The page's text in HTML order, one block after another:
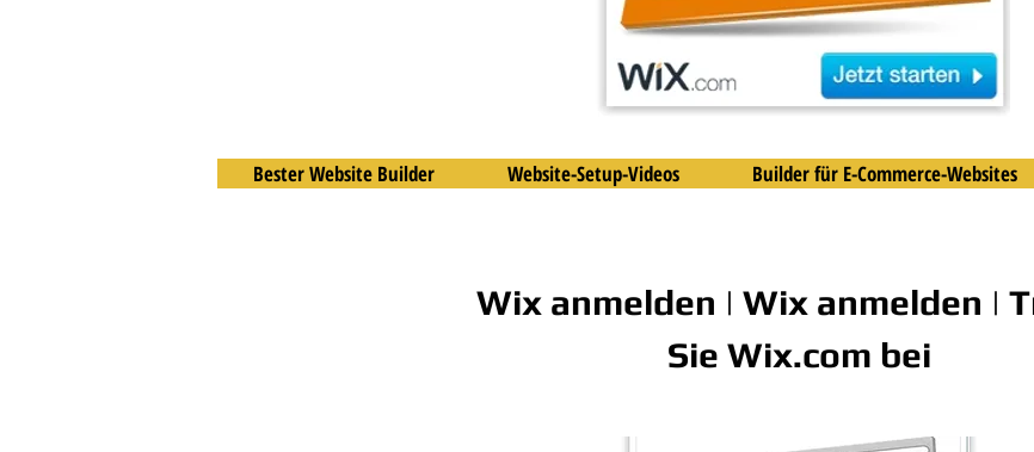
Bester Website Builder Website-Setup-Videos Builder für E-Commerce-Websites
Wix anmelden | Wix anmelden |
Sie Wix.com bei